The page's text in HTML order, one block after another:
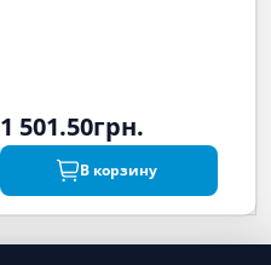
1 501.50грн.
В корзину